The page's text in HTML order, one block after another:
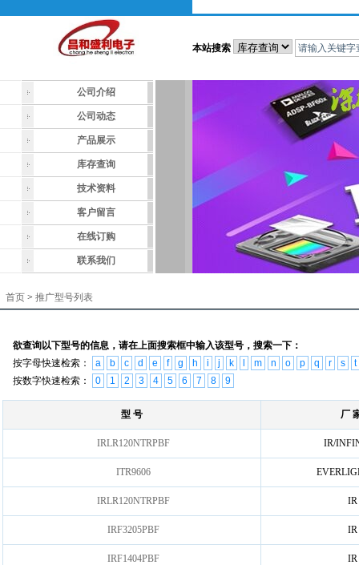
本站搜索
公司介绍
公司动态
产品展示
库存查询
技术资料
客户留言
在线订购
联系我们
首页 > 推广型号列表
欲查询以下型号的信息，请在上面搜索框中输入该型号，搜索一下：
按字母快速检索：
a b c d e f g h i j k m n o p q r s
t
按数字快速检索：
0 1 2 3 4 5 6 7 8 9
型 号 厂
IRLR120NTRPBF IR/
ITR9606
IRLR120NTRPBF IR
IRF3205PBF IR
IRF1404PBF IR